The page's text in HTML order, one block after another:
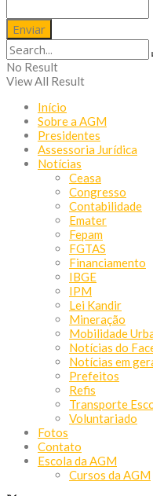
No Result
View All Result
Início
Sobre a AGM
Presidentes
Assessoria Jurídica
Notícias
Ceasa
Congresso
Contabilidade
Emater
Fepam
FGTAS
Financiamento
IBGE
IPM
Lei Kandir
Mineração
Mobilidade
Notícias do
Notícias em
Prefeitos
Refis
Transporte
Voluntariado
Fotos
Contato
Escola da AGM
Cursos da AGM